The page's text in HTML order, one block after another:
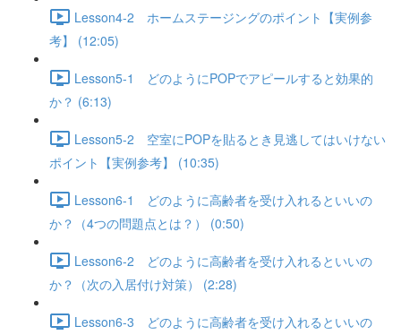
Lesson4-2 ホームステージングのポイント【実例参
考】 (12:05)
Lesson5-1 どのようにPOPでアピールすると効果的
か？ (6:13)
Lesson5-2 空室にPOPを貼るとき見逃してはいけない
ポイント【実例参考】 (10:35)
Lesson6-1 どのように高齢者を受け入れるといいの
か？（4つの問題点とは？） (0:50)
Lesson6-2 どのように高齢者を受け入れるといいの
か？（次の入居付け対策） (2:28)
Lesson6-3 どのように高齢者を受け入れるといいの